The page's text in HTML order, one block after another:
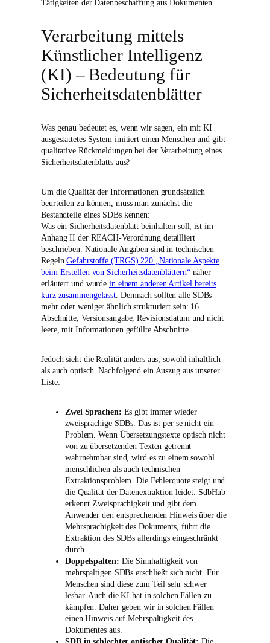
Tätigkeiten der Datenbeschaffung aus Dokumenten.
Verarbeitung mittels
Künstlicher Intelligenz
(KI) – Bedeutung für
Sicherheitsdatenblätter
Was genau bedeutet es, wenn wir sagen, ein mit KI
ausgestattetes System imitiert einen Menschen und gibt
qualitative Rückmeldungen bei der Verarbeitung eines
Sicherheitsdatenblatts aus?
Um die Qualität der Informationen grundsätzlich
beurteilen zu können, muss man zunächst die
Bestandteile eines SDBs kennen:
Was ein Sicherheitsdatenblatt beinhalten soll, ist im
Anhang II der REACH-Verordnung detailliert
beschrieben. Nationale Angaben sind in technischen
RegelnGefahrstoffe (TRGS) 220 „Nationale Aspekte
beim Erstellen von Sicherheitsdatenblättern“näher
erläutert und wurdein einem anderen Artikel bereits
kurz zusammengefasst . Demnach sollten alle SDBs
mehr oder weniger ähnlich strukturiert sein: 16
Abschnitte, Versionsangabe, Revisionsdatum und nicht
leere, mit Informationen gefüllte Abschnitte.
Jedoch sieht die Realität anders aus, sowohl inhaltlich
als auch optisch. Nachfolgend ein Auszug aus unserer
Liste:
Zwei Sprachen: Es gibt immer wieder
zweisprachige SDBs. Das ist per se nicht ein
Problem. Wenn Übersetzungstexte optisch nicht
von zu übersetzenden Texten getrennt
wahrnehmbar sind, wird es zu einem sowohl
menschlichen als auch technischen
Extraktionsproblem. Die Fehlerquote steigt und
die Qualität der Datenextraktion leidet. SdbHub
erkennt Zweisprachigkeit und gibt dem
Anwender den entsprechenden Hinweis über die
Mehrsprachigkeit des Dokuments, führt die
Extraktion des SDBs allerdings eingeschränkt
durch.
Doppelspalten: Die Sinnhaftigkeit von
mehrspaltigen SDBs erschließt sich nicht. Für
Menschen sind diese zum Teil sehr schwer
lesbar. Auch die KI hat in solchen Fällen zu
kämpfen. Daher geben wir in solchen Fällen
einen Hinweis auf Mehrspaltigkeit des
Dokumentes aus.